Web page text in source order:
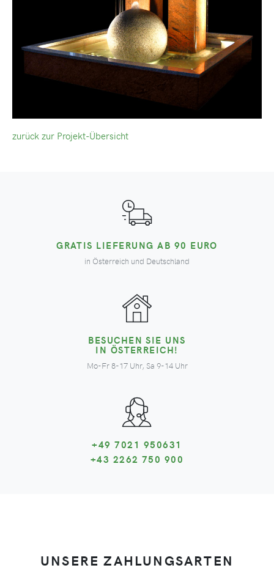
zurück zur Projekt-Übersicht
GRATIS LIEFERUNG AB 90 EURO
in Österreich und Deutschland
BESUCHEN SIE UNS
IN ÖSTERREICH!
Mo-Fr 8-17 Uhr, Sa 9-14 Uhr
+49 7021 950631
+43 2262 750 900
UNSERE ZAHLUNGSARTEN